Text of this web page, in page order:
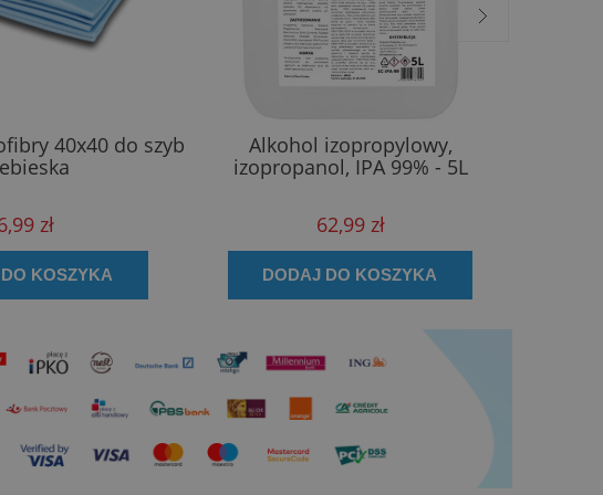
40x40 do szyb
zł
KOSZYKA
Alkohol izopropylowy,
izopropanol, IPA 99% - 5L
62,99 zł
DODAJ DO KOSZYKA